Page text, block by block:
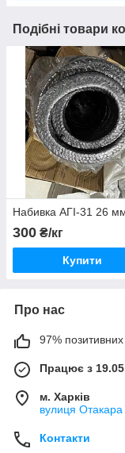
Подібні товари
Набивка АГІ-31 26
300 ₴/кг
Купити
Про нас
97% позитивних
Працює з
м. Харків
вулиця
Контакти